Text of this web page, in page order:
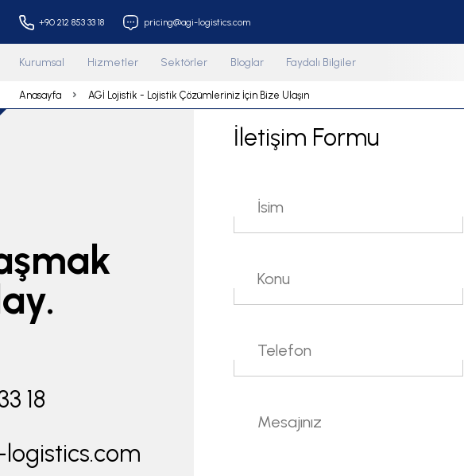
+90 212 853 33 18 pricing@agi-logistics.com
Sektörler Bloglar
Anasayfa AGİ Lojistik - Lojistik Çözümleriniz İçin Bize Ulaşın
18
İletişim Formu